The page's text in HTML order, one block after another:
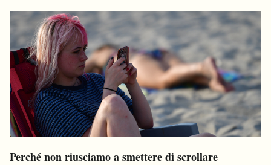
Perché non riusciamo a smettere di scrollare